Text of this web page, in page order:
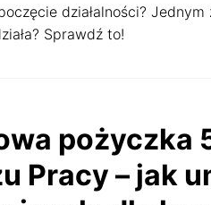
działalności?
Sprawdź to!
pożyczka
Pracy – jak
się do
którym nasza strona jest dla